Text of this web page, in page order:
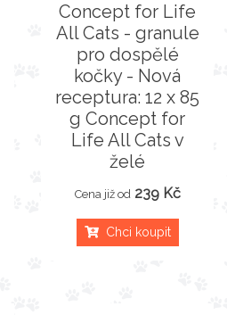
Concept for Life
All Cats - granule
pro dospělé
kočky - Nová
receptura: 12 x 85
g Concept for
Life All Cats v
želé
Cena již od 239 Kč
Chci koupit